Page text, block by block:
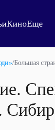
КиноЕще
/Большая